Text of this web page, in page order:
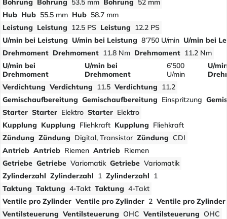
Hub Hub 55.5 mm Hub 58.7 mm
Leistung Leistung 12.5 PS Leistung
12.2 PS
U/min bei Leistung U/min bei Leistung 8’750 U/min U/min bei
Drehmoment Drehmoment 11.8 Nm Drehmoment 11.2 Nm
U/min bei
Drehmoment
U/min bei
Drehmoment
6’500
U/min
U/
Verdichtung Verdichtung 11.5 Verdichtung
11.2
Gemischaufbereitung Gemischaufbereitung Einspritzung
Starter Starter Elektro Starter Elektro
Kupplung Kupplung Fliehkraft Kupplung Fliehkraft
Zündung Zündung Digital, Transistor Zündung CDI
Antrieb Antrieb Riemen Antrieb Riemen
Getriebe Getriebe Variomatik Getriebe Variomatik
Zylinderzahl Zylinderzahl 1 Zylinderzahl
1
Taktung Taktung 4-Takt Taktung 4-Takt
Ventile pro Zylinder Ventile pro Zylinder 2 Ventile pro Zylinder
Ventilsteuerung Ventilsteuerung OHC Ventilsteuerung OHC